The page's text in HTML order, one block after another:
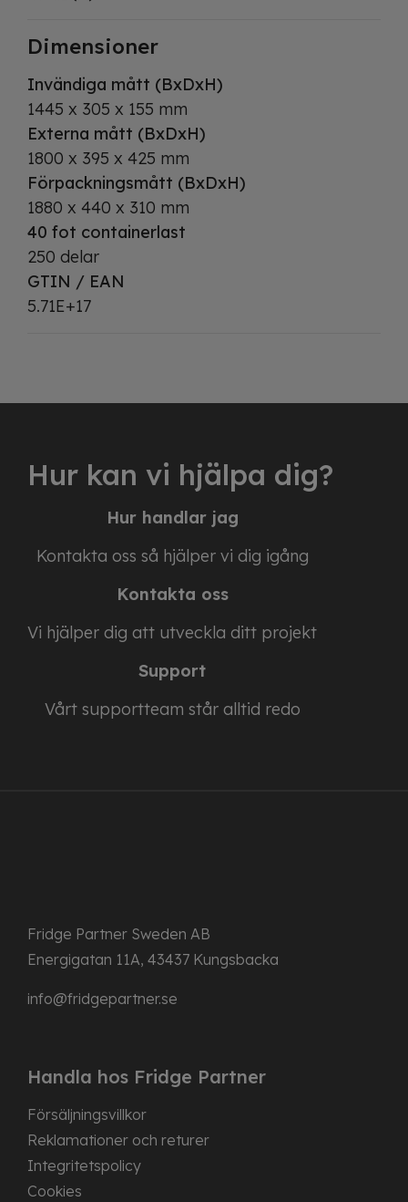
Dimensioner
Invändiga mått (BxDxH)
1445 x 305 x 155 mm
Externa mått (BxDxH)
1800 x 395 x 425 mm
Förpackningsmått (BxDxH)
1880 x 440 x 310 mm
40 fot containerlast
250 delar
GTIN / EAN
5.71E+17
Hur kan vi hjälpa dig?
Hur handlar jag
Kontakta oss så hjälper vi dig igång
Kontakta oss
Vi hjälper dig att utveckla ditt projekt
Support
Vårt supportteam står alltid redo
Fridge Partner Sweden AB
Energigatan 11A, 43437 Kungsbacka
info@fridgepartner.se
Handla hos Fridge Partner
Försäljningsvillkor
Reklamationer och returer
Integritetspolicy
Cookies